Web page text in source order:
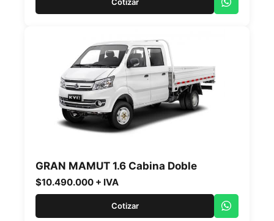
GRAN MAMUT 1.6 Cabina Doble
$10.490.000 + IVA
Cotizar